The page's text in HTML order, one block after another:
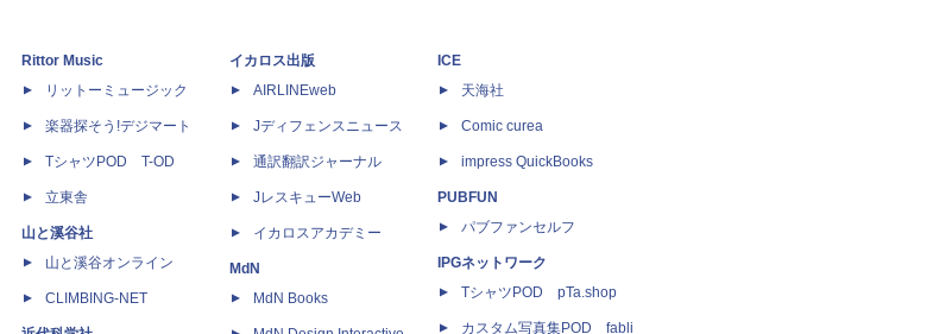
Rittor Music
リットーミュージック
楽器探そう!デジマート
TシャツPOD T-OD
立東舎
山と溪谷社
山と溪谷オンライン
CLIMBING-NET
イカロス出版
AIRLINEweb
Jディフェンスニュース
通訳翻訳ジャーナル
JレスキューWeb
イカロスアカデミー
MdN
MdN Books
ICE
天海社
Comic curea
impress QuickBooks
PUBFUN
パブファンセルフ
IPGネットワーク
TシャツPOD pTa.shop
カスタム写真集POD fabli